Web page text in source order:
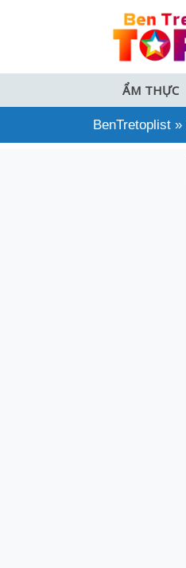
ẨM THỰC
BenTretoplist »